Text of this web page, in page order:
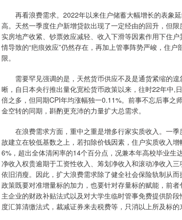
再看浪费需求。2022年以来住户储蓄大幅增长的表象
高。天然一季度住户新增贷款出现了一定经由的回升，但
实房地产收紧、钞票效应减轻、收入下滑等因素作用下住
情导致的“疤痕效应”仍然存在，再加上管事阵势严峻，住
限。
需要罕见强调的是，天然货币供应不及是通货紧缩的
晰，自日本央行推出量化宽松货币政策以来，往时22年中,
倍之多，但同期CPI年均涨幅独一0.11%。前事不忘后事之
金空转的同期，斟酌更充沛的力量扩大总需求。
在浪费需求方面，重中之重是增多行家实质收入。一
故建立在较低基数之上，若扣除价钱因素，住户实质收入
6%，超出全体清闲率的14个百分点，况兼本年高校毕业
净收入权贵逾期于工资性收入、筹划净收入和滚动净收入
依旧消瘦。因此，扩大浪费需求除了健全社会保险轨制从
政策既要对准增量标的加力，也要针对存量标的赋能，前
主企业的财政补贴法式以及对大学生临时管事免费提供阶
度汇算清缴法式，裁减证券来去税费等，只消以上所及标